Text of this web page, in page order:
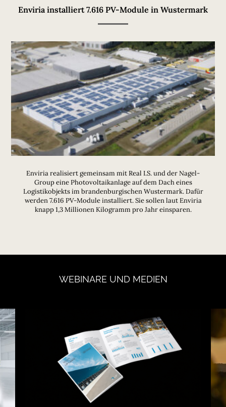
Enviria installiert 7.616 PV-Module in Wustermark
Enviria realisiert gemeinsam mit Real I.S. und der Nagel-
Group eine Photovoltaikanlage auf dem Dach eines
Logistikobjekts im brandenburgischen Wustermark. Dafür
werden 7.616 PV-Module installiert. Sie sollen laut Enviria
knapp 1,3 Millionen Kilogramm pro Jahr einsparen.
WEBINARE UND MEDIEN